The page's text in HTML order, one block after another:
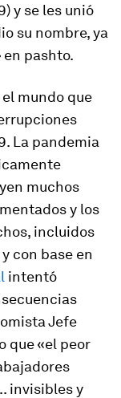
y se les unió
su nombre, ya
pashto.
mundo que
La pandemia
muchos
y los
incluidos
con base en
intentó
Jefe
que «el peor
invisibles y